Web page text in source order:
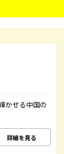
かせる中国の
詳細を見る